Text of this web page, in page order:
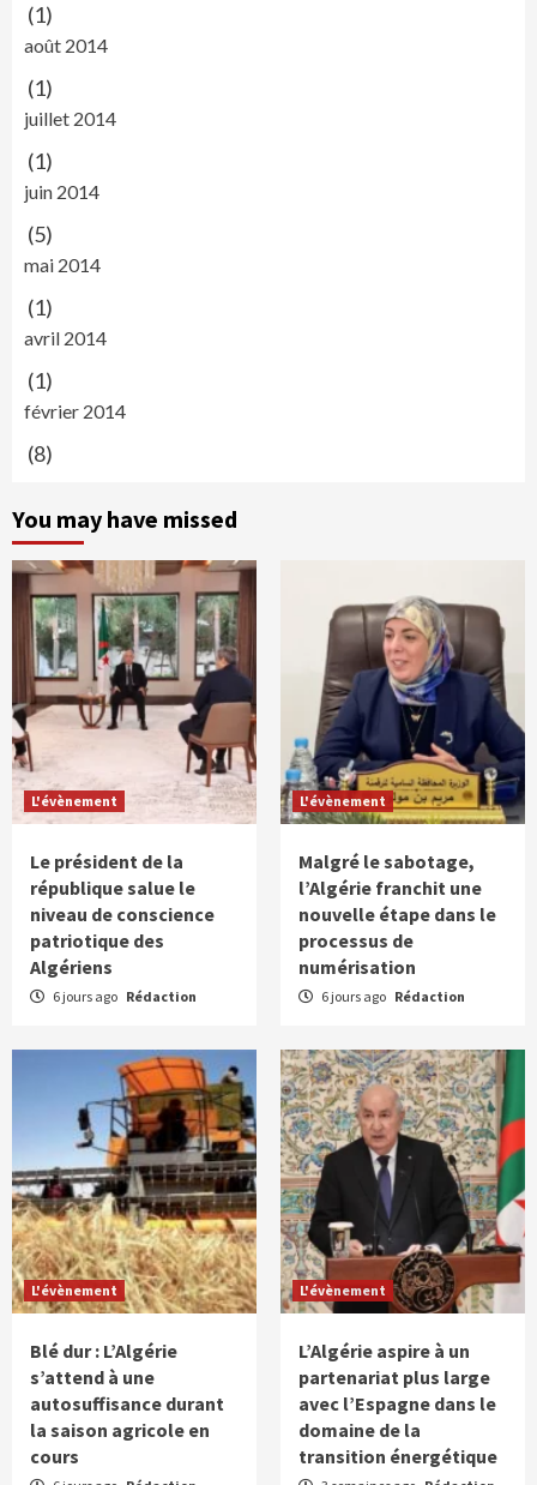
(1)
août 2014
(1)
juillet 2014
(1)
juin 2014
(5)
mai 2014
(1)
avril 2014
(1)
février 2014
(8)
You may have missed
L'évènement
Le président de la
république salue le
niveau de conscience
patriotique des
Algériens
6 jours ago Rédaction
L'évènement
Malgré le sabotage,
l’Algérie franchit une
nouvelle étape dans le
processus de
numérisation
6 jours ago Rédaction
L'évènement
Blé dur : L’Algérie
s’attend à une
autosuffisance durant
la saison agricole en
cours
L'évènement
L’Algérie aspire à un
partenariat plus large
avec l’Espagne dans le
domaine de la
transition énergétique